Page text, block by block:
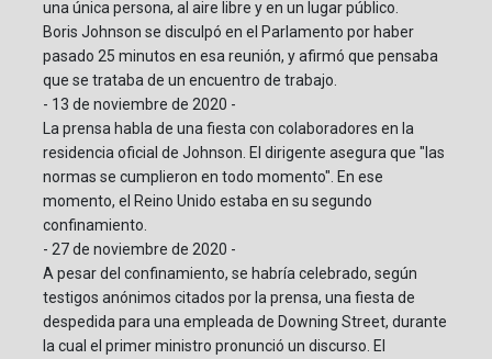
una única persona, al aire libre y en un lugar público.
Boris Johnson se disculpó en el Parlamento por haber
pasado 25 minutos en esa reunión, y afirmó que pensaba
que se trataba de un encuentro de trabajo.
- 13 de noviembre de 2020 -
La prensa habla de una fiesta con colaboradores en la
residencia oficial de Johnson. El dirigente asegura que "las
normas se cumplieron en todo momento". En ese
momento, el Reino Unido estaba en su segundo
confinamiento.
- 27 de noviembre de 2020 -
A pesar del confinamiento, se habría celebrado, según
testigos anónimos citados por la prensa, una fiesta de
despedida para una empleada de Downing Street, durante
la cual el primer ministro pronunció un discurso. El